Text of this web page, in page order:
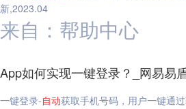
新,2023.04
来自：帮助中心
App如何实现一键登录？_网易易
一键登录-自动获取手机号码，用户一键通